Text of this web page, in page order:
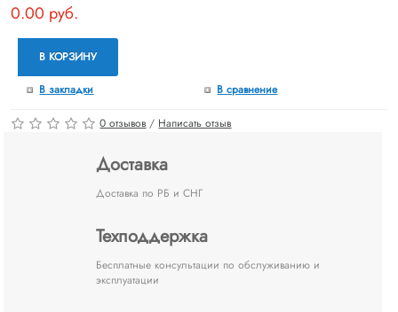
0.00 руб.
В КОРЗИНУ
В закладки В сравнение
0 отзывов / Написать отзыв
Доставка
Доставка по РБ и СНГ
Техподдержка
Бесплатные консультации по обслуживанию и
эксплуатации